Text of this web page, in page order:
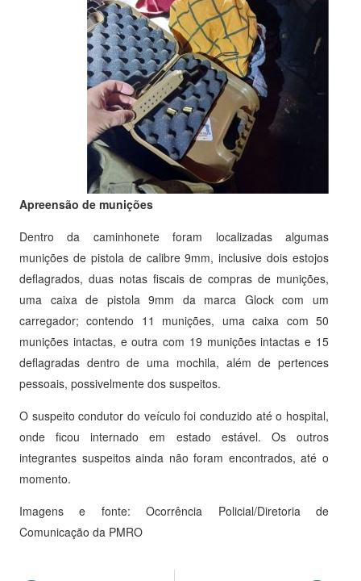
Apreensão de munições
Dentro da caminhonete foram localizadas algumas
munições de pistola de calibre 9mm, inclusive dois estojos
deflagrados, duas notas fiscais de compras de munições,
uma caixa de pistola 9mm da marca Glock com um
carregador; contendo 11 munições, uma caixa com 50
munições intactas, e outra com 19 munições intactas e 15
deflagradas dentro de uma mochila, além de pertences
pessoais, possivelmente dos suspeitos.
O suspeito condutor do veículo foi conduzido até o hospital,
onde ficou internado em estado estável. Os outros
integrantes suspeitos ainda não foram encontrados, até o
momento.
Imagens e fonte: Ocorrência Policial/Diretoria de
Comunicação da PMRO